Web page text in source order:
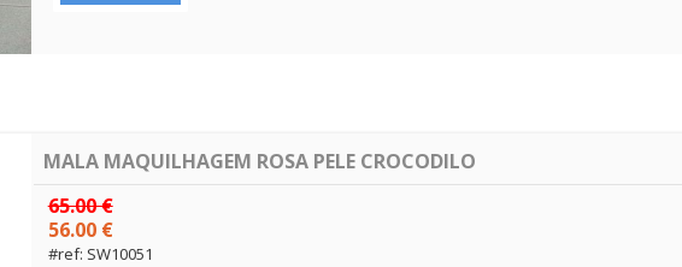
MALA MAQUILHAGEM ROSA PELE CROCODILO
65.00 €
56.00 €
#ref: SW10051